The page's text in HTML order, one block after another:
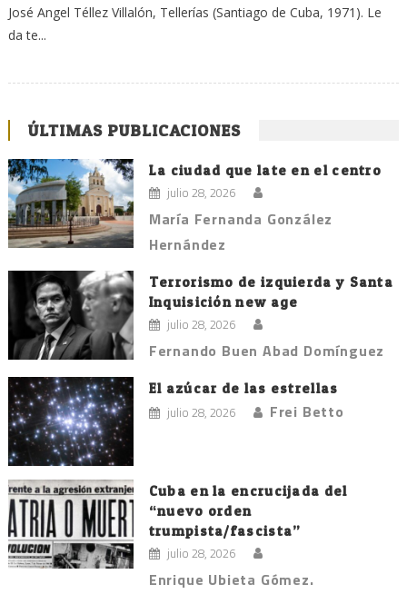
José Angel Téllez Villalón, Tellerías (Santiago de Cuba, 1971). Le
da te...
ÚLTIMAS PUBLICACIONES
La ciudad que late en el centro
julio 28, 2026
María Fernanda González
Hernández
Terrorismo de izquierda y Santa
Inquisición new age
julio 28, 2026
Fernando Buen Abad Domínguez
El azúcar de las estrellas
julio 28, 2026 Frei Betto
Cuba en la encrucijada del
“nuevo orden
trumpista/fascista”
julio 28, 2026
Enrique Ubieta Gómez.